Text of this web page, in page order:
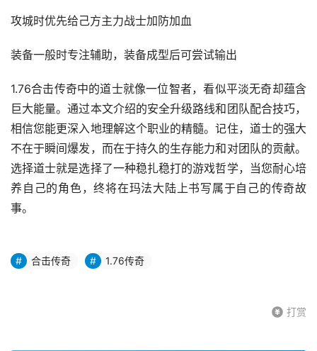
攻城时优先给己方主力战士加防加血
装备一般时专注辅助，装备成型后可尝试输出
1.76合击传奇中的道士就像一位智者，看似平淡无奇却蕴含
巨大能量。通过本文介绍的安全升级路线和团队配合技巧，
相信您能更深入地理解这个职业的精髓。记住，道士的强大
不在于瞬间爆发，而在于持久的生存能力和对团队的贡献。
选择道士就是选择了一种稳扎稳打的游戏哲学，当您耐心培
养自己的角色，终将在玛法大陆上书写属于自己的传奇故
事。
合击传奇 1.76传奇
打赏